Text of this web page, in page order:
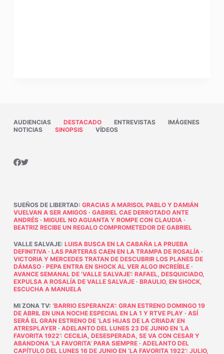
AUDIENCIAS DESTACADO ENTREVISTAS
IMÁGENES
NOTICIAS
SINOPSIS VÍDEOS
SUEÑOS DE LIBERTAD: GRACIAS A MARISOL PABLO Y DAMIÁN
VUELVAN A SER AMIGOS· GABRIEL CAE DERROTADO ANTE
ANDRÉS· MIGUEL NO AGUANTA Y ROMPE CON CLAUDIA·
BEATRIZ RECIBE UN REGALO COMPROMETEDOR DE GABRIEL
VALLE SALVAJE: LUISA BUSCA EN LA CABAÑA LA PRUEBA
DEFINITIVA· LAS PARTERAS CAEN EN LA TRAMPA DE ROSALÍA·
VICTORIA Y MERCEDES TRATAN DE DESCUBRIR LOS PLANES DE
DÁMASO· PEPA ENTRA EN SHOCK AL VER ALGO INCREÍBLE·
AVANCE SEMANAL DE ‘VALLE SALVAJE’: RAFAEL, DESQUICIADO,
EXPULSA A ROSALÍA DE VALLE SALVAJE· BRAULIO, EN SHOCK,
ESCUCHA A MANUELA
MI ZONA TV: ‘BARRIO ESPERANZA’: GRAN ESTRENO DOMINGO 19
DE ABRIL EN UNA NOCHE ESPECIAL EN LA 1 Y RTVE PLAY· ASÍ
SERÁ EL GRAN ESTRENO DE ‘LAS HIJAS DE LA CRIADA’ EN
ATRESPLAYER· ADELANTO DEL LUNES 23 DE JUNIO EN ‘LA
FAVORITA 1922’: CECILIA, DESESPERADA, SE VA CON CESAR Y
ABANDONA ‘LA FAVORITA’ PARA SIEMPRE· ADELANTO DEL
CAPÍTULO DEL LUNES 16 DE JUNIO EN ‘LA FAVORITA 1922’: JULIO,